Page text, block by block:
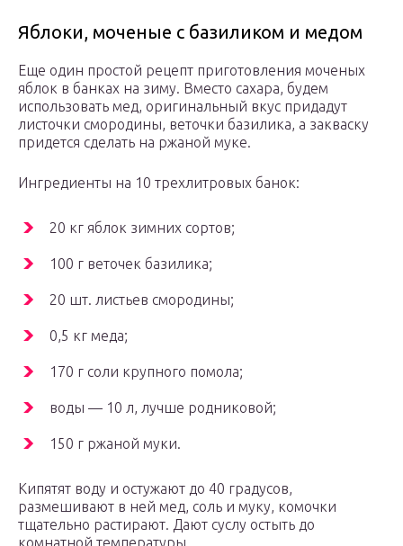
Яблоки, моченые с базиликом и медом
Еще один простой рецепт приготовления моченых
яблок в банках на зиму. Вместо сахара, будем
использовать мед, оригинальный вкус придадут
листочки смородины, веточки базилика, а закваску
придется сделать на ржаной муке.
Ингредиенты на 10 трехлитровых банок:
20 кг яблок зимних сортов;
100 г веточек базилика;
20 шт. листьев смородины;
0,5 кг меда;
170 г соли крупного помола;
воды — 10 л, лучше родниковой;
150 г ржаной муки.
Кипятят воду и остужают до 40 градусов,
размешивают в ней мед, соль и муку, комочки
тщательно растирают. Дают суслу остыть до
комнатной температуры.